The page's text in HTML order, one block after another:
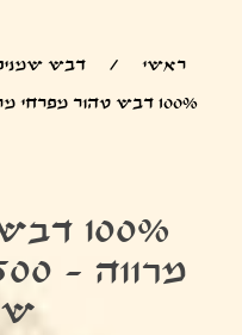
ראשי / דבש
100% דבש טהור מפרחי מרווה - 500 גרם ( הכוורת של ניר)